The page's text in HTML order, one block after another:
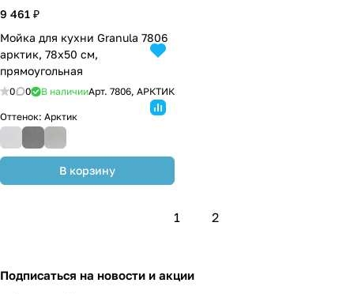
9 461 ₽
Мойка для кухни Granula 7806
арктик, 78х50 см,
прямоугольная
0 0 В наличииАрт. 7806, АРКТИК
В корзину
Оттенок: Арктик
1 2
Подписаться на новости и акции